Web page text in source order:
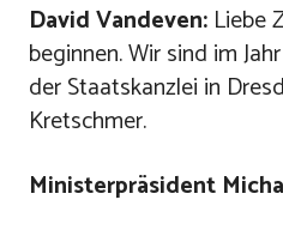
David Vandeven: Liebe
beginnen. Wir sind im
der Staatskanzlei in
Kretschmer.
Ministerpräsident